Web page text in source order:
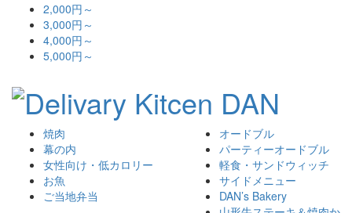
2,000円～
3,000円～
4,000円～
5,000円～
焼肉
幕の内
女性向け・低カロリー
お魚
ご当地弁当
オードブル
パーティーオードブル
軽食・サンドウィッチ
サイドメニュー
DAN’s Bakery